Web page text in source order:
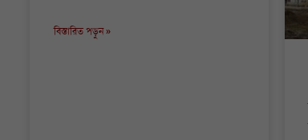
বিস্তারিত পড়ুন »